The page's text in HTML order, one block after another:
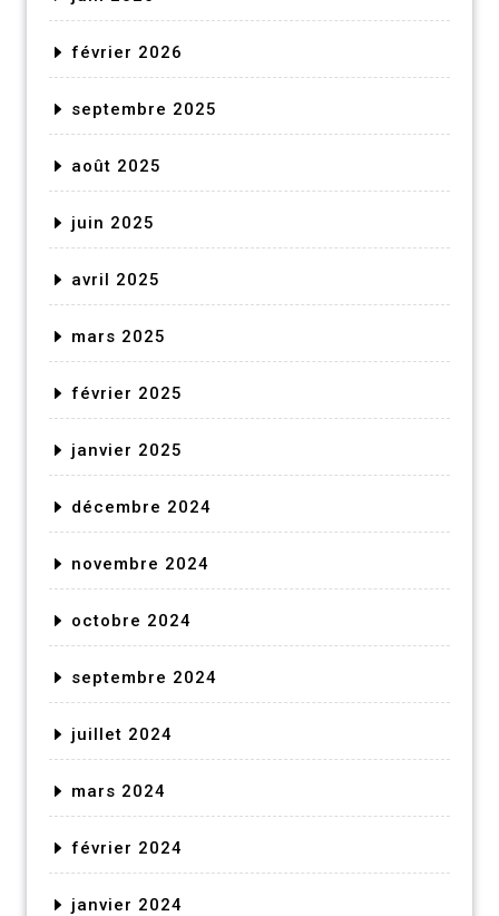
février 2026
septembre 2025
août 2025
juin 2025
avril 2025
mars 2025
février 2025
janvier 2025
décembre 2024
novembre 2024
octobre 2024
septembre 2024
juillet 2024
mars 2024
février 2024
janvier 2024